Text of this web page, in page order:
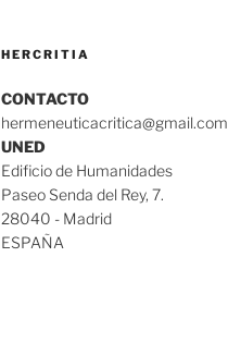
HERCRITIA
CONTACTO
hermeneuticacritica@gmail.com
UNED
Edificio de Humanidades
Paseo Senda del Rey, 7.
28040 - Madrid
ESPAÑA